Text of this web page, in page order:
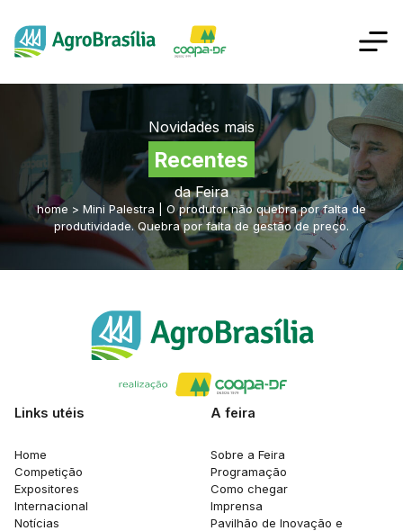
Novidades mais
Recentes
da Feira
home > Mini Palestra | O produtor não quebra por falta de
produtividade. Quebra por falta de gestão de preço.
Links utéis
Home
Competição
Expositores
Internacional
Notícias
A feira
Sobre a Feira
Programação
Como chegar
Imprensa
Pavilhão de Inovação e